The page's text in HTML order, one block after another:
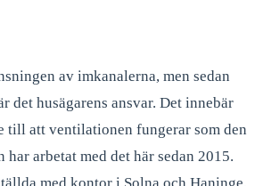
av imkanalerna, men sedan
det husägarens ansvar. Det innebär
till att ventilationen fungerar som den
arbetat med det här sedan 2015.